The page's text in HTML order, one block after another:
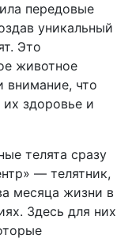
передовые
уникальный
Это
животное
внимание, что
их здоровье и
телята сразу
— телятник,
месяца жизни в
Здесь для них